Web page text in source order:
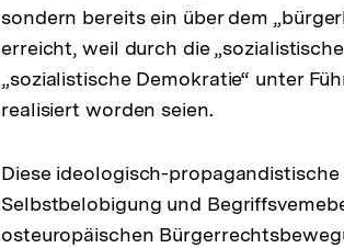
sondern bereits ein über dem
erreicht, weil durch die
„sozialistische Demokratie“ unter
realisiert worden seien.
Diese ideologisch-
Selbstbelobigung und
osteuropäischen